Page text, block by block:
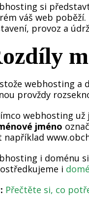
si
váš web
provoz a
webhosting a
provždy
webhosting
jméno
například
i doménu
i
Přečtěte si, co